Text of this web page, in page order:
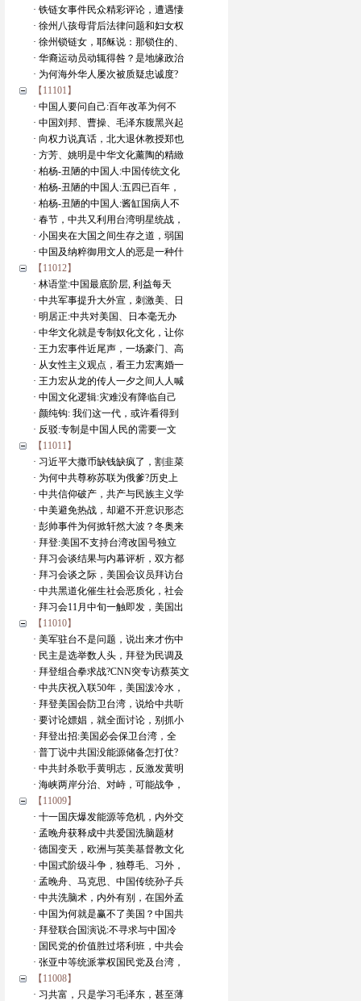
· 铁链女事件民众精彩评论，遭遇悽
· 徐州八孩母背后法律问题和妇女权
· 徐州锁链女，耶稣说：那锁住的、
· 华裔运动员动辄得咎？是地缘政治
· 为何海外华人屡次被质疑忠诚度?
【11101】
· 中国人要问自己:百年改革为何不
· 中国刘邦、曹操、毛泽东腹黑兴起
· 向权力说真话，北大退休教授郑也
· 方芳、姚明是中华文化薰陶的精緻
· 柏杨-丑陋的中国人:中国传统文化
· 柏杨-丑陋的中国人:五四已百年，
· 柏杨-丑陋的中国人:酱缸国病人不
· 春节，中共又利用台湾明星统战，
· 小国夹在大国之间生存之道，弱国
· 中国及纳粹御用文人的恶是一种什
【11012】
· 林语堂:中国最底阶层, 利益每天
· 中共军事提升大外宣，刺激美、日
· 明居正:中共对美国、日本毫无办
· 中华文化就是专制奴化文化，让你
· 王力宏事件近尾声，一场豪门、高
· 从女性主义观点，看王力宏离婚一
· 王力宏从龙的传人一夕之间人人喊
· 中国文化逻辑:灾难没有降临自己
· 颜纯钩: 我们这一代，或许看得到
· 反驳:专制是中国人民的需要一文
【11011】
· 习近平大撒币缺钱缺疯了，割韭菜
· 为何中共尊称苏联为俄爹?历史上
· 中共信仰破产，共产与民族主义学
· 中美避免热战，却避不开意识形态
· 彭帅事件为何掀轩然大波？冬奥来
· 拜登:美国不支持台湾改国号独立
· 拜习会谈结果与内幕评析，双方都
· 拜习会谈之际，美国会议员拜访台
· 中共黑道化催生社会恶质化，社会
· 拜习会11月中旬一触即发，美国出
【11010】
· 美军驻台不是问题，说出来才伤中
· 民主是选举数人头，拜登为民调及
· 拜登组合拳求战?CNN突专访蔡英文
· 中共庆祝入联50年，美国泼冷水，
· 拜登美国会防卫台湾，说给中共听
· 要讨论嫖娼，就全面讨论，别抓小
· 拜登出招:美国必会保卫台湾，全
· 普丁说中共国没能源储备怎打仗?
· 中共封杀歌手黄明志，反激发黄明
· 海峡两岸分治、对峙，可能战争，
【11009】
· 十一国庆爆发能源等危机，内外交
· 孟晚舟获释成中共爱国洗脑题材
· 德国变天，欧洲与英美基督教文化
· 中国式阶级斗争，独尊毛、习外，
· 孟晚舟、马克思、中国传统孙子兵
· 中共洗脑术，内外有别，在国外孟
· 中国为何就是赢不了美国？中国共
· 拜登联合国演说:不寻求与中国冷
· 国民党的价值胜过塔利班，中共会
· 张亚中等统派掌权国民党及台湾，
【11008】
· 习共富，只是学习毛泽东，甚至薄